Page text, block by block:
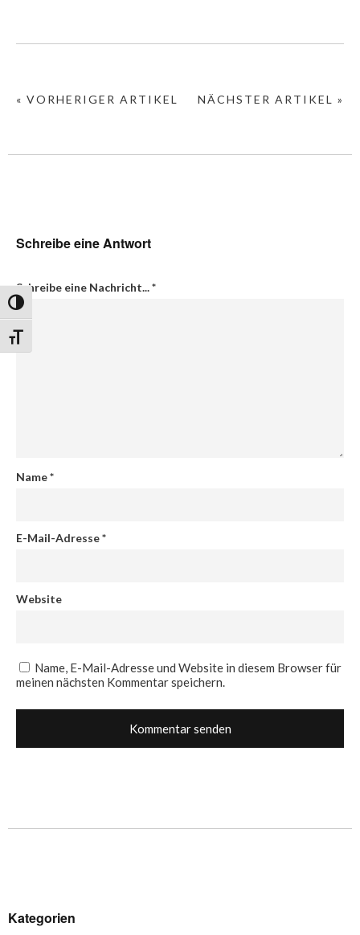
Umschalten auf hohe Kontraste
Schrift vergrößern
NÄCHSTER ARTIKEL »
« VORHERIGER ARTIKEL
Schreibe eine Antwort
Schreibe eine Nachricht...*
Name*
E-Mail-Adresse*
Website
Name, E-Mail-Adresse und Website in diesem Browser für
meinen nächsten Kommentar speichern.
Kategorien